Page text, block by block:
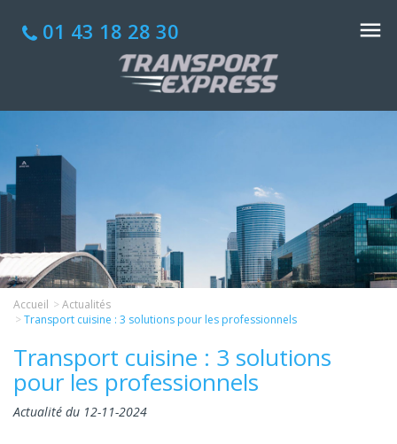
01 43 18 28 30
Accueil
Actualités
Transport cuisine : 3 solutions pour les professionnels
Transport cuisine : 3 solutions
pour les professionnels
Actualité du 12-11-2024